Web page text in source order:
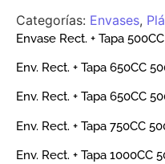
Categorías: Envases,
Envase Rect. + Tapa
Env. Rect. + Tapa 650CC
Env. Rect. + Tapa 650CC
Env. Rect. + Tapa 750CC
Env. Rect. + Tapa 1000CC